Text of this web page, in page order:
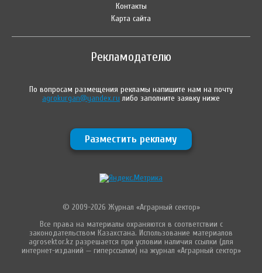
Контакты
Карта сайта
Рекламодателю
По вопросам размещения рекламы напишите нам на почту
agrokurgan@yandex.ru либо заполните заявку ниже
Разместить рекламу
© 2009-2026 Журнал «Аграрный сектор»
Все права на материалы охраняются в соответствии с
законодательством Казахстана. Использование материалов
agrosektor.kz разрешается при условии наличия ссылки (для
интернет-изданий — гиперссылки) на журнал «Аграрный сектор»